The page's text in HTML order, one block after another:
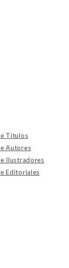
Títulos
Autores
Ilustradores
Editoriales